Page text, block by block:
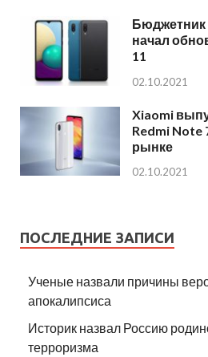
Бюджетник
начал
11
02.10.2021
Xiaomi
Redmi Note
рынке
02.10.2021
ПОСЛЕДНИЕ ЗАПИСИ
Ученые назвали причины
апокалипсиса
Историк назвал Россию
терроризма